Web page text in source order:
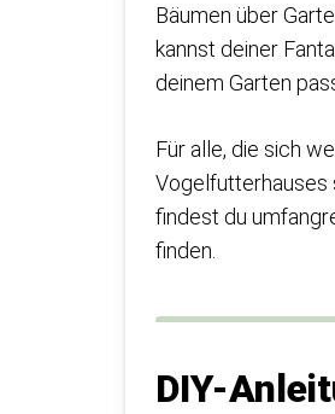
Bäumen über
kannst deiner
deinem Garten
Für alle, die sich
Vogelfutterhauses
findest du
finden.
DIY-